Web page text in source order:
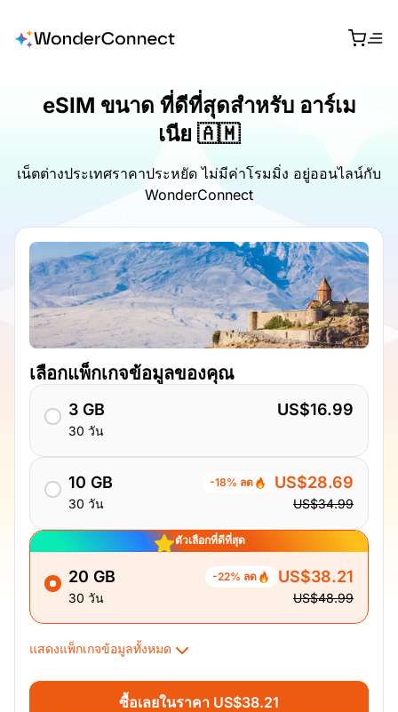
eSIM ขนาด ที่ดีที่สุดสำหรับ อาร์เม
เนีย 🇦🇲
เน็ตต่างประเทศราคาประหยัด ไม่มีค่าโรมมิ่ง อยู่ออนไลน์กับ
WonderConnect
เลือกแพ็กเกจข้อมูลของคุณ
3 GB
30 วัน
US$16.99
10 GB
30 วัน
-18% ลด US$28.69
US$34.99
ตัวเลือกที่ดีที่สุด
20 GB
30 วัน
-22% ลด US$38.21
US$48.99
แสดงแพ็กเกจข้อมูลทั้งหมด
ซื้อเลยในราคา US$38.21